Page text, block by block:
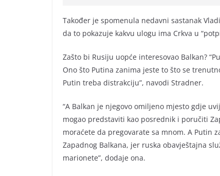
Također je spomenula nedavni sastanak
da to pokazuje kakvu ulogu ima Crkva u
Zašto bi Rusiju uopće interesovao Balkan?
Ono što Putina zanima jeste to što se
Putin treba distrakciju”, navodi Stradner.
“A Balkan je njegovo omiljeno mjesto gdje
mogao predstaviti kao posrednik i poručiti
moraćete da pregovarate sa mnom. A Putin
Zapadnog Balkana, jer ruska obavještajna
marionete”, dodaje ona.